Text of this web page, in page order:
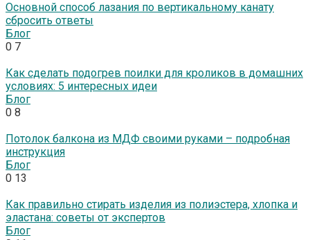
Основной способ лазания по вертикальному канату
сбросить ответы
Блог
0 7
Как сделать подогрев поилки для кроликов в домашних
условиях: 5 интересных идеи
Блог
0 8
Потолок балкона из МДФ своими руками – подробная
инструкция
Блог
0 13
Как правильно стирать изделия из полиэстера, хлопка и
эластана: советы от экспертов
Блог